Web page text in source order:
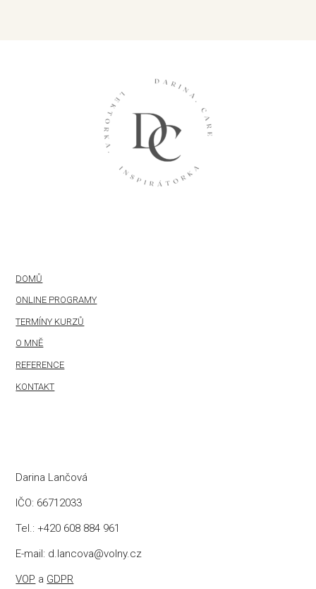
DOMŮ
ONLINE PROGRAMY
TERMÍNY KURZŮ
O MNĚ
REFERENCE
KONTAKT
Darina Lančová
IČO: 66712033
Tel.: +420 608 884 961
E-mail: d.lancova@volny.cz
VOP a GDPR